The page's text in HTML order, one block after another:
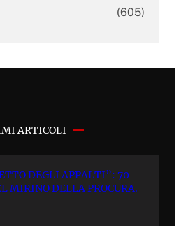
(605)
ARTICOLI
DEGLI APPALTI”: 70
MIRINO DELLA PROCURA.